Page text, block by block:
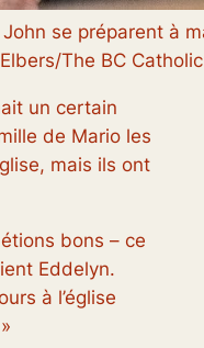
se préparent à
The BC Catholic
un certain
de Mario les
mais ils ont
bons – ce
Eddelyn.
à l’église